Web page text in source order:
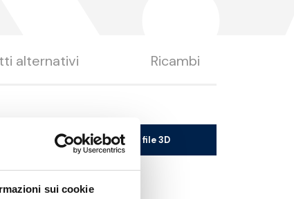
sui cookie
alternativi Ricambi
Scarica il file 3D